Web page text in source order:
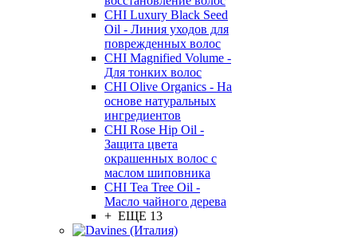
CHI Luxury Black Seed
Oil - Линия уходов для
поврежденных волос
CHI Magnified Volume -
Для тонких волос
CHI Olive Organics - На
основе натуральных
ингредиентов
CHI Rose Hip Oil -
Защита цвета
окрашенных волос с
маслом шиповника
CHI Tea Tree Oil -
Масло чайного дерева
+ ЕЩЕ 13